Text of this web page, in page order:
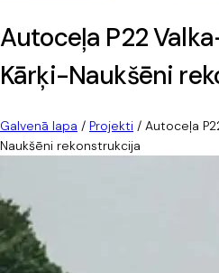
Autoceļa P22
Kārķi-Naukšēni
Galvenā lapa / Projekti / Autoceļa
Naukšēni rekonstrukcija